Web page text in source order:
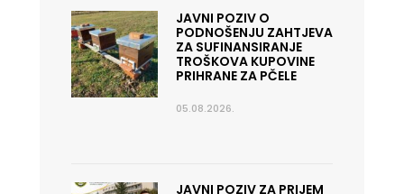
JAVNI POZIV O
PODNOŠENJU ZAHTJEVA
ZA SUFINANSIRANJE
TROŠKOVA KUPOVINE
PRIHRANE ZA PČELE
05.08.2026.
JAVNI POZIV ZA PRIJEM